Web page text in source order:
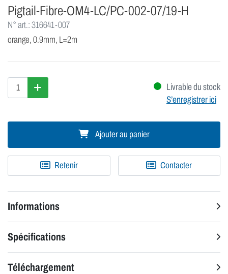
Pigtail-Fibre-OM4-LC/PC-002-07/19-H
N° art.: 316641-007
orange, 0.9mm, L=2m
Livrable du stock
S’enregistrer ici
Ajouter au panier
Retenir Contacter
Informations
Spécifications
Téléchargement